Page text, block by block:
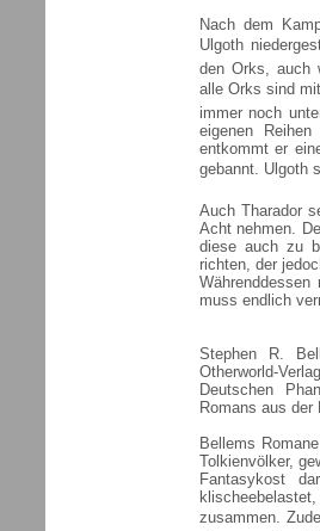
Nach dem
Ulgoth
den Orks, auch
alle Orks sind
immer noch
eigenen
entkommt er
gebannt.
Auch Tharador
Acht nehmen.
diese auch zu
richten, der
muss endlich
Stephen R.
Otherworld-
Deutschen
Romans aus
Bellems
Tolkienvölker,
Fantasykost
zusammen.